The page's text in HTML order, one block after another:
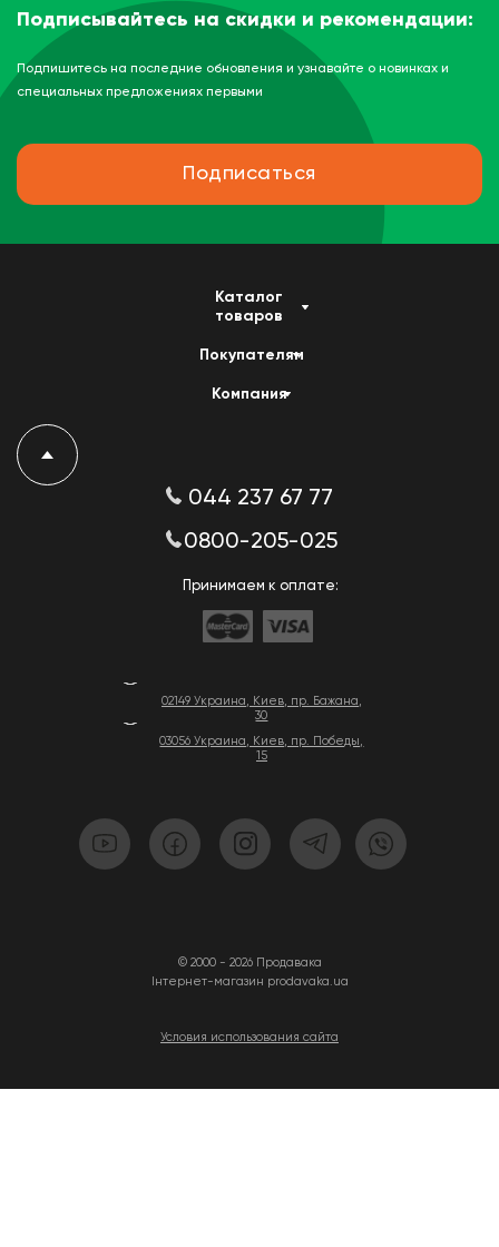
Подписывайтесь на скидки и рекомендации:
Подпишитесь на последние обновления и узнавайте о новинках и
специальных предложениях первыми
Подписаться
02149 Украина, Киев, пр. Бажана,
30
03056 Украина, Киев, пр. Победы,
15
© 2000 - 2026 Продавака
Інтернет-магазин prodavaka.ua
Условия использования сайта
Каталог
товаров
Покупателям
Компания
044 237 67 77
0800-205-025
Принимаем к оплате: